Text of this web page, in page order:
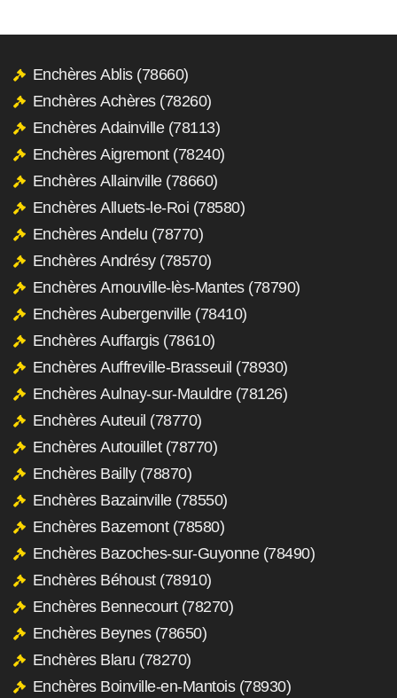
Enchères Ablis (78660)
Enchères Achères (78260)
Enchères Adainville (78113)
Enchères Aigremont (78240)
Enchères Allainville (78660)
Enchères Alluets-le-Roi (78580)
Enchères Andelu (78770)
Enchères Andrésy (78570)
Enchères Arnouville-lès-Mantes (78790)
Enchères Aubergenville (78410)
Enchères Auffargis (78610)
Enchères Auffreville-Brasseuil (78930)
Enchères Aulnay-sur-Mauldre (78126)
Enchères Auteuil (78770)
Enchères Autouillet (78770)
Enchères Bailly (78870)
Enchères Bazainville (78550)
Enchères Bazemont (78580)
Enchères Bazoches-sur-Guyonne (78490)
Enchères Béhoust (78910)
Enchères Bennecourt (78270)
Enchères Beynes (78650)
Enchères Blaru (78270)
Enchères Boinville-en-Mantois (78930)